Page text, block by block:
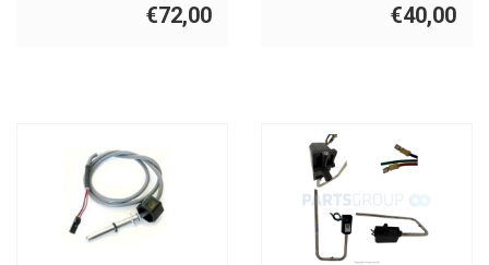
€72,00 €40,00